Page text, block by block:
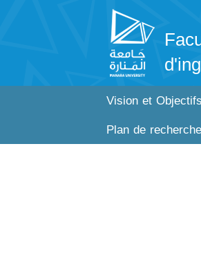
Vision et Objectifs
Plan de